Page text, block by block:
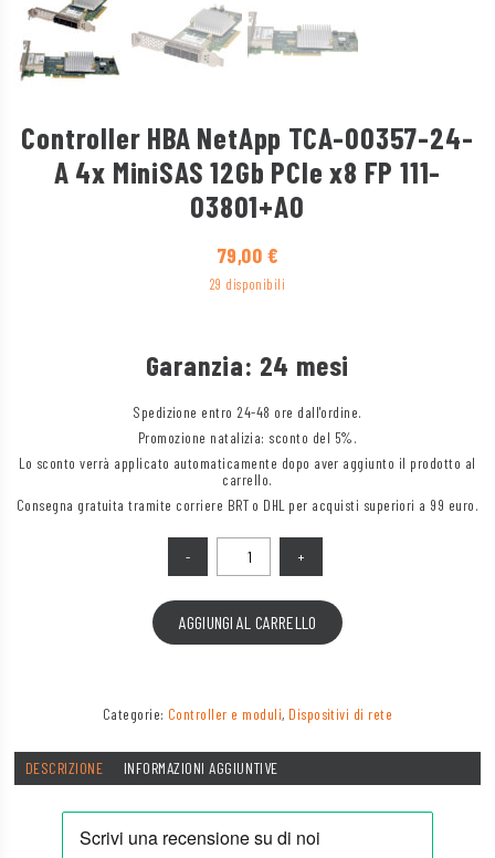
Controller HBA NetApp TCA-00357-24-
A 4x MiniSAS 12Gb PCIe x8 FP 111-
03801+A0
79,00 €
29 disponibili
Garanzia: 24 mesi
Spedizione entro 24-48 ore dall'ordine.
Promozione natalizia: sconto del 5%.
Lo sconto verrà applicato automaticamente dopo aver aggiunto il prodotto al
carrello.
Consegna gratuita tramite corriere BRT o DHL per acquisti superiori a 99 euro.
AGGIUNGI AL CARRELLO
Categorie: Controller e moduli, Dispositivi di rete
DESCRIZIONE INFORMAZIONI AGGIUNTIVE